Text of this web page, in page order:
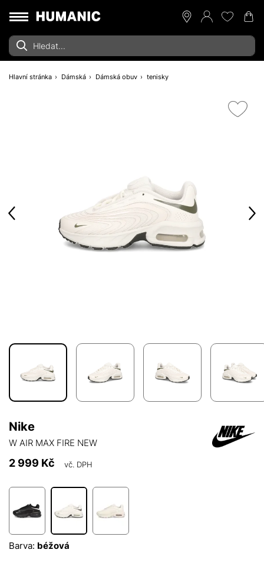
Hlavní stránka Dámská Dámská obuv tenisky
Nike
W AIR MAX FIRE NEW
2 999 Kč vč. DPH
Barva: béžová